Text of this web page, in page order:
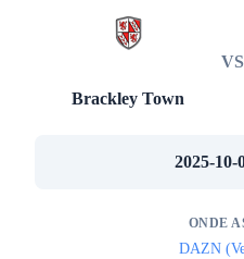
Brackley Town
VS
2025-10-
ONDE
DAZN